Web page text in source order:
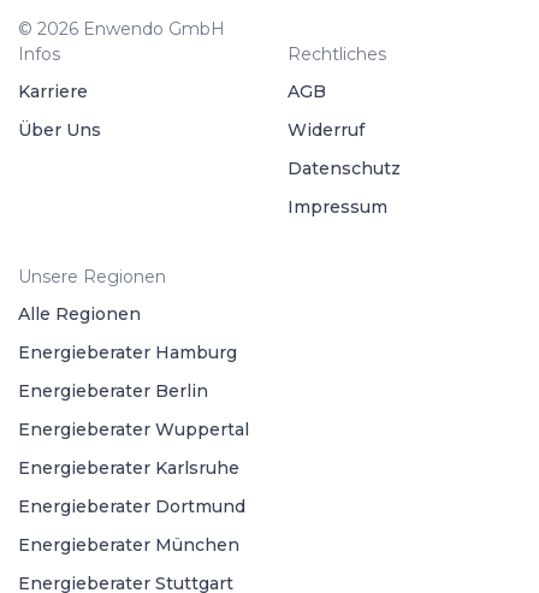
© 2026 Enwendo GmbH
Infos
Karriere
Über Uns
Rechtliches
AGB
Widerruf
Datenschutz
Impressum
Unsere Regionen
Alle Regionen
Energieberater Hamburg
Energieberater Berlin
Energieberater Wuppertal
Energieberater Karlsruhe
Energieberater Dortmund
Energieberater München
Energieberater Stuttgart